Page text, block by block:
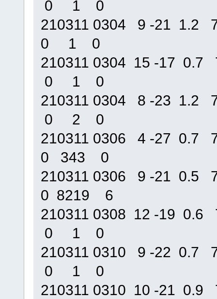
0 1 0
210311 0304 9 -21
0 1 0
210311 0304 15 -17
0 1 0
210311 0304 8 -23
0 2 0
210311 0306 4 -27
0 343 0
210311 0306 9 -21
0 8219 6
210311 0308 12 -19
0 1 0
210311 0310 9 -22
0 1 0
210311 0310 10 -21